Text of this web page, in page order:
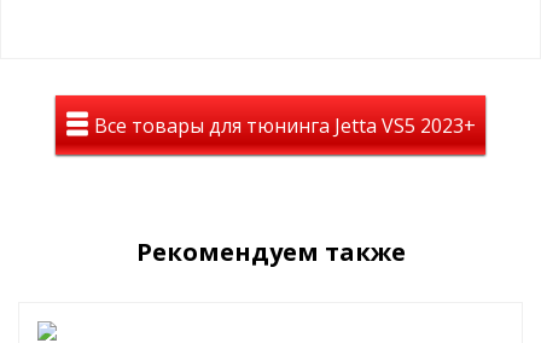
Опоры оснащены резиновыми накладками, точно
повторяющими изгиб крыши Джетта ВС5 — это исключает
повреждение ЛКП и предотвращает попадание пыли и влаги.
Технические характеристики:
Все товары для тюнинга Jetta VS5 2023+
Рекомендуем также